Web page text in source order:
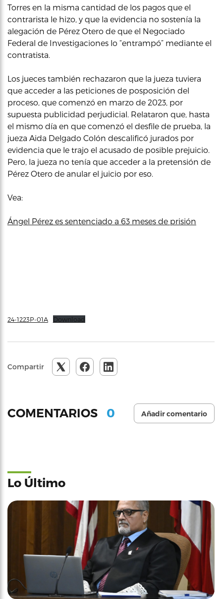
Torres en la misma cantidad de los pagos que el
contrarista le hizo, y que la evidencia no sostenía la
alegación de Pérez Otero de que el Negociado
Federal de Investigaciones lo “entrampó” mediante el
contratista.
Los jueces también rechazaron que la jueza tuviera
que acceder a las peticiones de posposición del
proceso, que comenzó en marzo de 2023, por
supuesta publicidad perjudicial. Relataron que, hasta
el mismo día en que comenzó el desfile de prueba, la
jueza Aida Delgado Colón descalificó jurados por
evidencia que le trajo el acusado de posible prejuicio.
Pero, la jueza no tenía que acceder a la pretensión de
Pérez Otero de anular el juicio por eso.
Vea:
Ángel Pérez es sentenciado a 63 meses de prisión
24-1223P-01A Download
Compartir
COMENTARIOS 0 Añadir comentario
Lo Último